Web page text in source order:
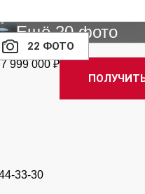
22 ФОТО
Ещё 20 фото
7 999 000 ₽
33-30